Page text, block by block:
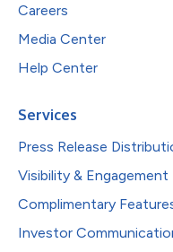
Careers
Media Center
Help Center
Services
Press Release
Visibility & Engagement
Complimentary
Investor